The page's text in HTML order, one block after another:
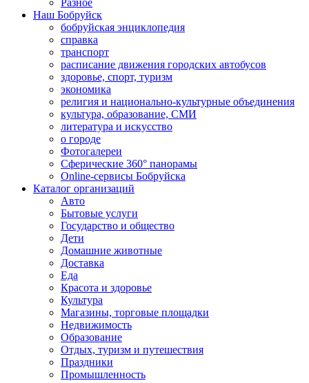
Разное
Наш Бобруйск
бобруйская энциклопедия
справка
транспорт
расписание движения городских автобусов
здоровье, спорт, туризм
экономика
религия и национально-культурные объединения
культура, образование, СМИ
литература и искусство
о городе
Фотогалереи
Сферические 360° панорамы
Online-сервисы Бобруйска
Каталог организаций
Авто
Бытовые услуги
Государство и общество
Дети
Домашние животные
Доставка
Еда
Красота и здоровье
Культура
Магазины, торговые площадки
Недвижимость
Образование
Отдых, туризм и путешествия
Праздники
Промышленность